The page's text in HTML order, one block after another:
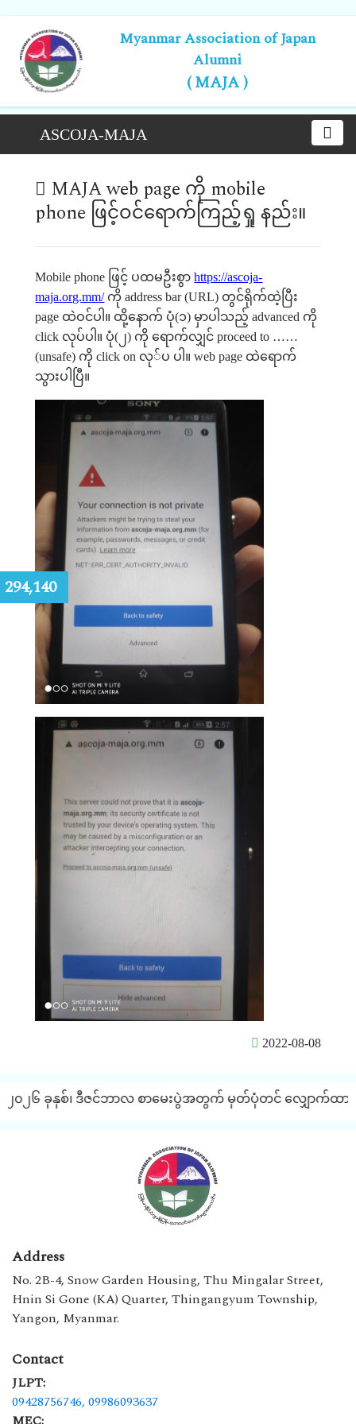
Myanmar Association of Japan
Alumni
( MAJA )
ASCOJA-MAJA
MAJA web page ကို mobile
phone ဖြင့်ဝင်ရောက်ကြည့်ရှု နည်း။
Mobile phone ဖြင့် ပထမဦးစွာhttps://ascoja-
maja.org.mm/ကို address bar (URL) တွင်ရိုက်ထဲ့ပြီး
page ထဲဝင်ပါ။ ထို့နောက် ပုံ(၁) မှာပါသည့် advanced ကို
click လုပ်ပါ။ ပုံ(၂) ကို ရောက်လျှင် proceed to ……
(unsafe) ကို click on လု်ပ ပါ။ web page ထဲရောက်
သွားပါပြီ။
2022-08-08
၀၂၆ ခုနှစ်၊ ဒီဇင်ဘာလ စာမေးပွဲအတွက် မှတ်ပုံတင် လျှောက်ထားခြင်
Address
No. 2B-4, Snow Garden Housing, Thu Mingalar Street,
Hnin Si Gone (KA) Quarter, Thingangyum Township,
Yangon, Myanmar.
Contact
JLPT:
09428756746, 09986093637
294,140